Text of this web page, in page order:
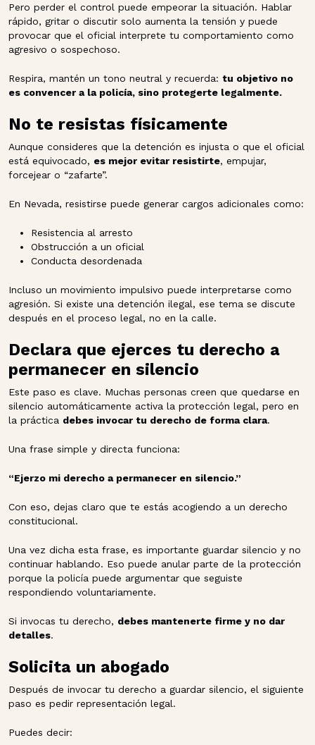
Pero perder el control puede empeorar la situación. Hablar
rápido, gritar o discutir solo aumenta la tensión y puede
provocar que el oficial interprete tu comportamiento como
agresivo o sospechoso.
Respira, mantén un tono neutral y recuerda: tu objetivo no
es convencer a la policía, sino protegerte legalmente.
No te resistas físicamente
Aunque consideres que la detención es injusta o que el oficial
está equivocado, es mejor evitar resistirte, empujar,
forcejear o “zafarte”.
En Nevada, resistirse puede generar cargos adicionales como:
Resistencia al arresto
Obstrucción a un oficial
Conducta desordenada
Incluso un movimiento impulsivo puede interpretarse como
agresión. Si existe una detención ilegal, ese tema se discute
después en el proceso legal, no en la calle.
Declara que ejerces tu derecho a
permanecer en silencio
Este paso es clave. Muchas personas creen que quedarse en
silencio automáticamente activa la protección legal, pero en
la práctica debes invocar tu derecho de forma clara.
Una frase simple y directa funciona:
“Ejerzo mi derecho a permanecer en silencio.”
Con eso, dejas claro que te estás acogiendo a un derecho
constitucional.
Una vez dicha esta frase, es importante guardar silencio y no
continuar hablando. Eso puede anular parte de la protección
porque la policía puede argumentar que seguiste
respondiendo voluntariamente.
Si invocas tu derecho, debes mantenerte firme y no dar
detalles.
Solicita un abogado
Después de invocar tu derecho a guardar silencio, el siguiente
paso es pedir representación legal.
Puedes decir: